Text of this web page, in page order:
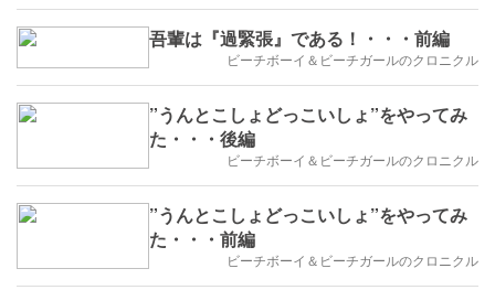
吾輩は『過緊張』である！・・・前編
ビーチボーイ＆ビーチガールのクロニクル
”うんとこしょどっこいしょ”をやってみ
た・・・後編
ビーチボーイ＆ビーチガールのクロニクル
”うんとこしょどっこいしょ”をやってみ
た・・・前編
ビーチボーイ＆ビーチガールのクロニクル